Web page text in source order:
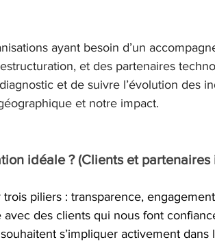
ayant besoin d’un
et des partenaires
et de suivre l’évolution des
et notre impact.
idéale ? (Clients et partenaires
piliers : transparence,
des clients qui nous font
s’impliquer activement dans